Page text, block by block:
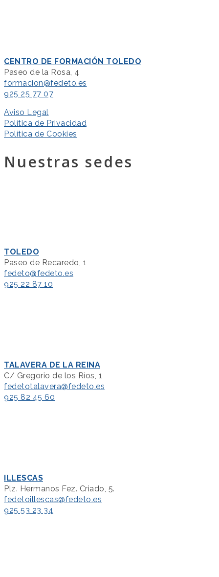
CENTRO DE FORMACIÓN TOLEDO
Paseo de la Rosa, 4
formacion@fedeto.es
925 25 77 07
Aviso Legal
Política de Privacidad
Política de Cookies
Nuestras sedes
TOLEDO
Paseo de Recaredo, 1
fedeto@fedeto.es
925 22 87 10
TALAVERA DE LA REINA
C/ Gregorio de los Ríos, 1
fedetotalavera@fedeto.es
925 82 45 60
ILLESCAS
Plz. Hermanos Fez. Criado, 5.
fedetoillescas@fedeto.es
925 53 23 34